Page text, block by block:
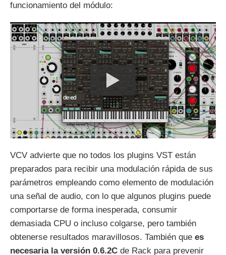
funcionamiento del módulo:
VCV advierte que no todos los plugins VST están
preparados para recibir una modulación rápida de sus
parámetros empleando como elemento de modulación
una señal de audio, con lo que algunos plugins puede
comportarse de forma inesperada, consumir
demasiada CPU o incluso colgarse, pero también
obtenerse resultados maravillosos. También que es
necesaria la versión 0.6.2C de Rack para prevenir